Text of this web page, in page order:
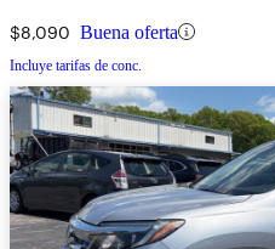
$8,090 Buena oferta
Incluye tarifas de conc.